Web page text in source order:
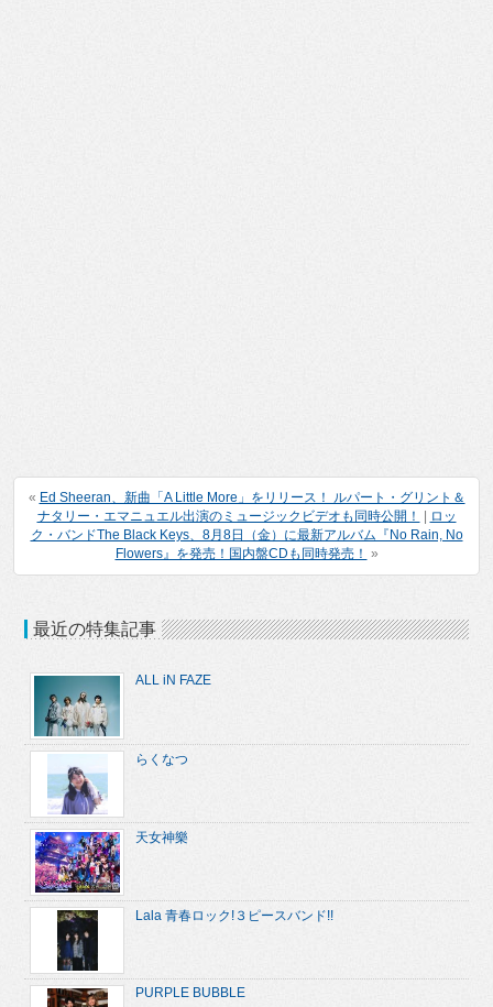
« Ed Sheeran、新曲「A Little More」をリリース！ ルパート・グリント＆
ナタリー・エマニュエル出演のミュージックビデオも同時公開！
ロッ
ク・バンドThe Black Keys、8月8日（金）に最新アルバム『No Rain, No
Flowers』を発売！国内盤CDも同時発売！ »
最近の特集記事
ALL iN FAZE
らくなつ
天女神樂
Lala 青春ロック!３ピースバンド!!
PURPLE BUBBLE